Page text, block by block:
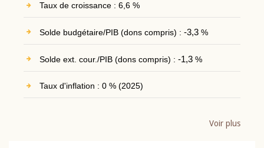
Taux de croissance : 6,6 %
Solde budgétaire/PIB (dons compris) : -3,3%
Solde ext. cour./PIB (dons compris) : -1,3%
Taux d'inflation : 0 % (2025)
Voir plus